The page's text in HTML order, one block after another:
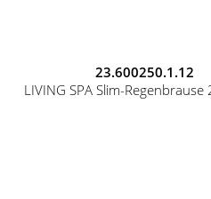
23.600250.1.12
LIVING SPA Slim-